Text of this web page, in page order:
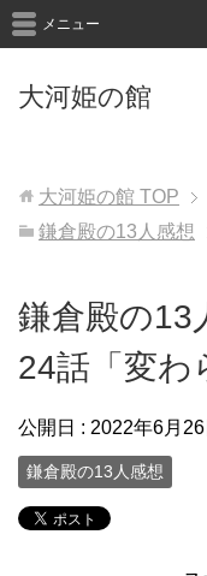
大河姫の館
メニュー
大河姫の館 TOP
鎌倉殿の13人感想
鎌倉殿の13
24話「変わ
公開日 : 2022年6月26
鎌倉殿の13人感想